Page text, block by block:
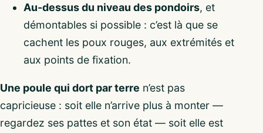
Au-dessus du niveau des pondoirs, et
démontables si possible : c’est là que se
cachent les poux rouges, aux extrémités et
aux points de fixation.
Une poule qui dort par terre n’est pas
capricieuse : soit elle n’arrive plus à monter —
regardez ses pattes et son état — soit elle est